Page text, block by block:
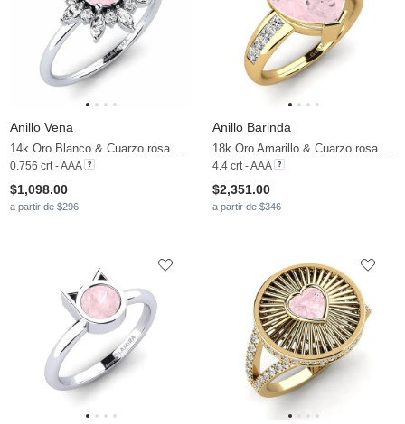
Anillo Vena
0.756 crt - AAA
$1,098.00
a partir de $296
Anillo Barinda
4.4 crt - AAA
$2,351.00
a partir de $346